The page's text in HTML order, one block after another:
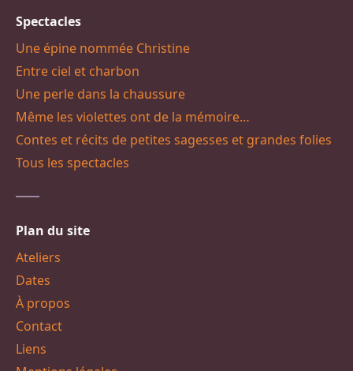
Spectacles
Une épine nommée Christine
Entre ciel et charbon
Une perle dans la chaussure
Même les violettes ont de la mémoire…
Contes et récits de petites sagesses et grandes folies
Tous les spectacles
Plan du site
Ateliers
Dates
À propos
Contact
Liens